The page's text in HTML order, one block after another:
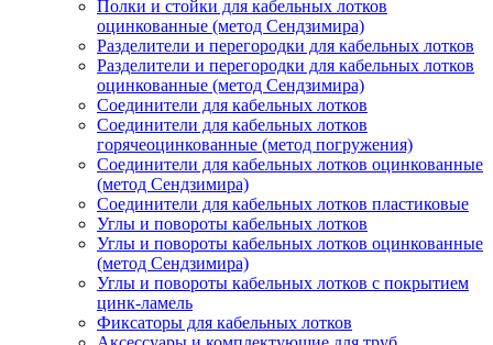
Полки и стойки для кабельных лотков
оцинкованные (метод Сендзимира)
Разделители и перегородки для кабельных лотков
Разделители и перегородки для кабельных лотков
оцинкованные (метод Сендзимира)
Соединители для кабельных лотков
Соединители для кабельных лотков
горячеоцинкованные (метод погружения)
Соединители для кабельных лотков оцинкованные
(метод Сендзимира)
Соединители для кабельных лотков пластиковые
Углы и повороты кабельных лотков
Углы и повороты кабельных лотков оцинкованные
(метод Сендзимира)
Углы и повороты кабельных лотков с покрытием
цинк-ламель
Фиксаторы для кабельных лотков